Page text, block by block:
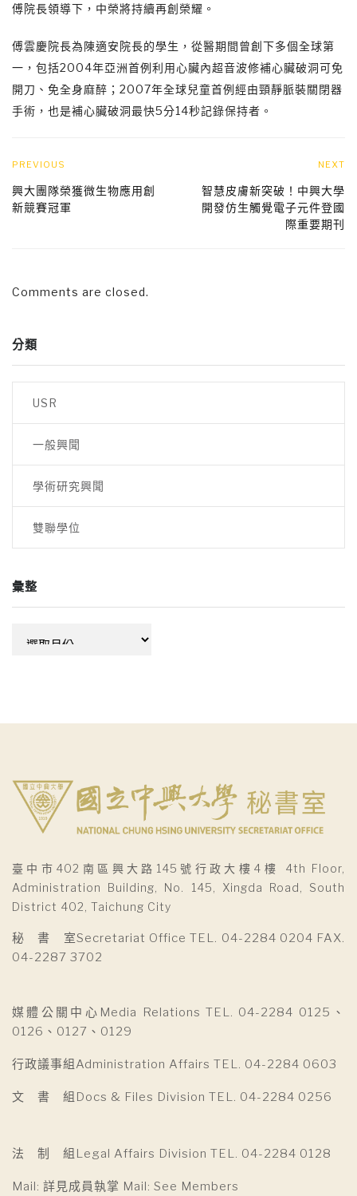
傅院長領導下，中榮將持續再創榮耀。
傅雲慶院長為陳適安院長的學生，從醫期間曾創下多個全球第
一，包括2004年亞洲首例利用心臟內超音波修補心臟破洞可免
開刀、免全身麻醉；2007年全球兒童首例經由頸靜脈裝關閉器
手術，也是補心臟破洞最快5分14秒記錄保持者。
PREVIOUS
興大團隊榮獲微生物應用創
新競賽冠軍
NEXT
智慧皮膚新突破！中興大學
開發仿生觸覺電子元件登國
際重要期刊
Comments are closed.
分類
USR
一般興聞
學術研究興聞
雙聯學位
彙整
臺中市402南區興大路145號行政大樓4樓 4th Floor,
Administration Building, No. 145, Xingda Road, South
District 402, Taichung City
秘 書 室Secretariat Office TEL. 04-2284 0204 FAX.
04-2287 3702
媒體公關中心Media Relations TEL. 04-2284 0125、
0126、0127、0129
行政議事組Administration Affairs TEL. 04-2284 0603
文 書 組Docs & Files Division TEL. 04-2284 0256
法 制 組Legal Affairs Division TEL. 04-2284 0128
Mail: 詳見成員執掌 Mail: See Members